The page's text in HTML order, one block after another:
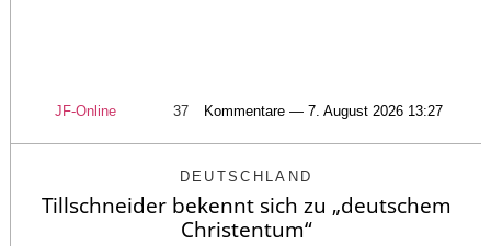
JF-Online 37 Kommentare — 7. August 2026 13:27
DEUTSCHLAND
Tillschneider bekennt sich zu „deutschem
Christentum“